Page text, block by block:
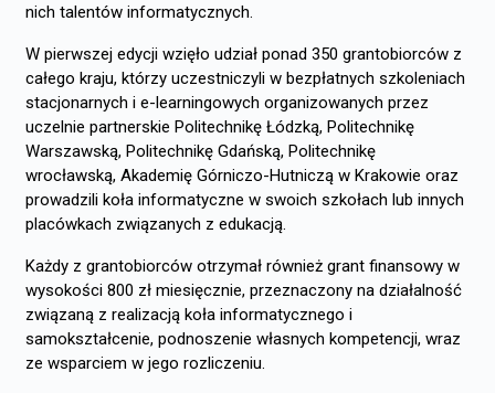
nich talentów informatycznych.
W pierwszej edycji wzięło udział ponad 350 grantobiorców z
całego kraju, którzy uczestniczyli w bezpłatnych szkoleniach
stacjonarnych i e-learningowych organizowanych przez
uczelnie partnerskie Politechnikę Łódzką, Politechnikę
Warszawską, Politechnikę Gdańską, Politechnikę
wrocławską, Akademię Górniczo-Hutniczą w Krakowie oraz
prowadzili koła informatyczne w swoich szkołach lub innych
placówkach związanych z edukacją.
Każdy z grantobiorców otrzymał również grant finansowy w
wysokości 800 zł miesięcznie, przeznaczony na działalność
związaną z realizacją koła informatycznego i
samokształcenie, podnoszenie własnych kompetencji, wraz
ze wsparciem w jego rozliczeniu.